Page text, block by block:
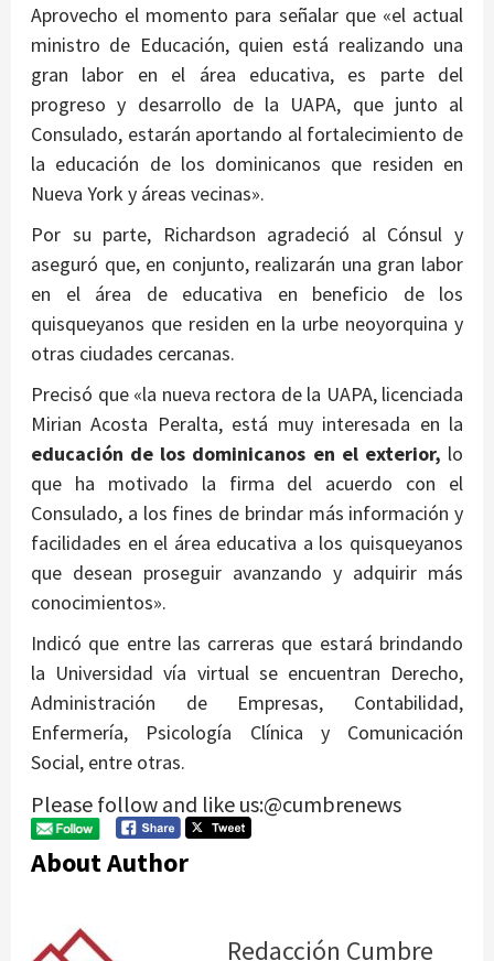
Aprovecho el momento para señalar que «el actual
ministro de Educación, quien está realizando una
gran labor en el área educativa, es parte del
progreso y desarrollo de la UAPA, que junto al
Consulado, estarán aportando al fortalecimiento de
la educación de los dominicanos que residen en
Nueva York y áreas vecinas».
Por su parte, Richardson agradeció al Cónsul y
aseguró que, en conjunto, realizarán una gran labor
en el área de educativa en beneficio de los
quisqueyanos que residen en la urbe neoyorquina y
otras ciudades cercanas.
Precisó que «la nueva rectora de la UAPA, licenciada
Mirian Acosta Peralta, está muy interesada en la
educación de los dominicanos en el exterior, lo
que ha motivado la firma del acuerdo con el
Consulado, a los fines de brindar más información y
facilidades en el área educativa a los quisqueyanos
que desean proseguir avanzando y adquirir más
conocimientos».
Indicó que entre las carreras que estará brindando
la Universidad vía virtual se encuentran Derecho,
Administración de Empresas, Contabilidad,
Enfermería, Psicología Clínica y Comunicación
Social, entre otras.
Please follow and like us:@cumbrenews
About Author
Redacción Cumbre